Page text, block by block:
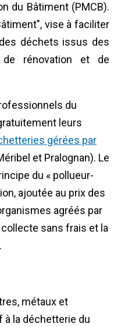
du Bâtiment (PMCB).
vise à faciliter
déchets issus des
de rénovation et de
du
leurs
gérées par
et Pralognan). Le
du « pollueur-
ajoutée au prix des
agréés par
collecte sans frais et la
métaux et
la déchetterie du